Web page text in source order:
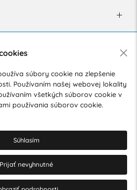
osobných údajov pre marketingové
osobných údajov.
Upraviť nastavenia Cookies
súbory cookie na zlepšenie
Používaním našej webovej lokality
všetkých súborov cookie v
používania súborov cookie.
Súhlasím
Prijať nevyhnutné